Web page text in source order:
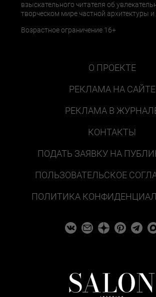
взыскательного читателя об
творческом мире частной архитектуры и
Возрастное ограничение 16+
О ПРОЕКТЕ
РЕКЛАМА НА САЙТЕ
РЕКЛАМА В
КОНТАКТЫ
ПОДАТЬ ЗАЯВКУ НА
ПОЛЬЗОВАТЕЛЬСКОЕ
ПОЛИТИКА